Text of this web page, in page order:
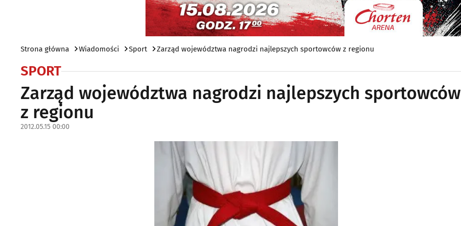
Strona główna Wiadomości Sport Zarząd województwa nagrodzi najlepszych sportowców z regionu
SPORT
Zarząd województwa nagrodzi najlepszych sportowców
z regionu
2012.05.15 00:00